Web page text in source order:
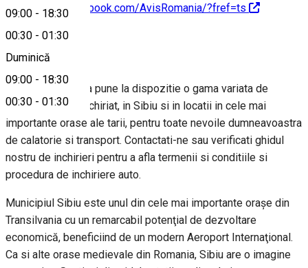
09:00 - 18:30
00:30 - 01:30
Duminică
09:00 - 18:30
00:30 - 01:30
https://www.facebook.com/AvisRomania/?fref=ts
Despre
Avis Rent a Car va pune la dispozitie o gama variata de
autoturisme de inchiriat, in Sibiu si in locatii in cele mai
importante orase ale tarii, pentru toate nevoile dumneavoastra
de calatorie si transport. Contactati-ne sau verificati ghidul
nostru de inchirieri pentru a afla termenii si conditiile si
procedura de inchiriere auto.
Municipiul Sibiu este unul din cele mai importante oraşe din
Transilvania cu un remarcabil potenţial de dezvoltare
economică, beneficiind de un modern Aeroport Internaţional.
Ca si alte orase medievale din Romania, Sibiu are o imagine